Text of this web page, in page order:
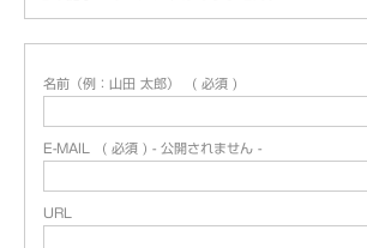
名前（例：山田 太郎） ( 必須 )
E-MAIL ( 必須 ) - 公開されません -
URL